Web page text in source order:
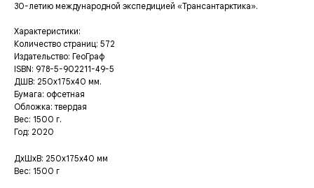
30-летию международной экспедицией «Трансантарктика».
Характеристики:
Количество страниц: 572
Издательство: ГеоГраф
ISBN: 978-5-902211-49-5
ДШВ: 250х175х40 мм.
Бумага: офсетная
Обложка: твердая
Вес: 1500 г.
Год: 2020
ДxШxВ: 250x175x40 мм
Вес: 1500 г